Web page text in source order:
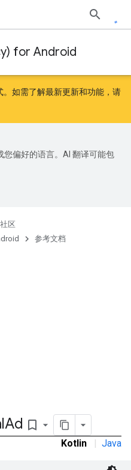
for Android
。如需了解最新更新和功能，请
您偏好的语言。AI 翻译可能包
区
参考文档
Ad bookmark_border
Kotlin | Java